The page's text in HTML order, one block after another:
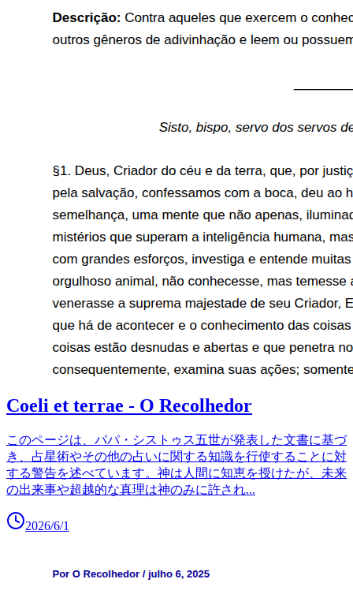
Coeli et terrae - O Recolhedor
このページは、パパ・シストゥス五世が発表した文書に基づ
き、占星術やその他の占いに関する知識を行使することに対
する警告を述べています。神は人間に知恵を授けたが、未来
の出来事や超越的な真理は神のみに許され...
2026/6/1